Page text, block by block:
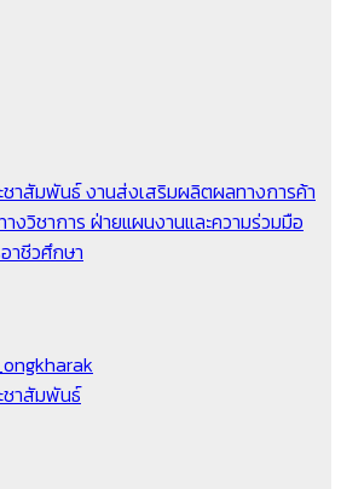
ชาสัมพันธ์งานส่งเสริมผลิตผลทางการค้า
งวิชาการ ฝ่ายแผนงานและความร่วมมือ
าชีวศึกษา
ชาสัมพันธ์